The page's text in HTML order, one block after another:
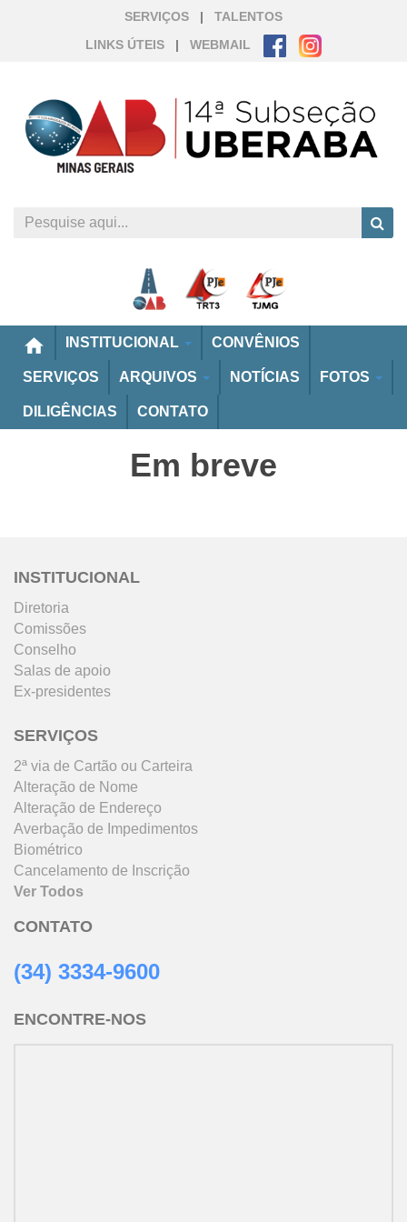
SERVIÇOS |
TALENTOS
LINKS ÚTEIS
| WEBMAIL
home INSTITUCIONAL CONVÊNIOS
SERVIÇOS ARQUIVOS NOTÍCIAS FOTOS
DILIGÊNCIAS CONTATO
Em breve
INSTITUCIONAL
Diretoria
Comissões
Conselho
Salas de apoio
Ex-presidentes
SERVIÇOS
2ª via de Cartão ou Carteira
Alteração de Nome
Alteração de Endereço
Averbação de Impedimentos
Biométrico
Cancelamento de Inscrição
Ver Todos
CONTATO
(34) 3334-9600
ENCONTRE-NOS